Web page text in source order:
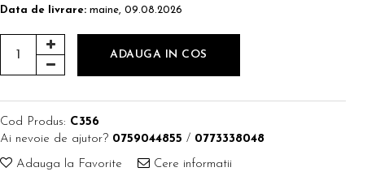
Data de livrare: maine, 09.08.2026
ADAUGA IN COS
Cod Produs: C356
Ai nevoie de ajutor? 0759044855 / 0773338048
Adauga la Favorite Cere informatii